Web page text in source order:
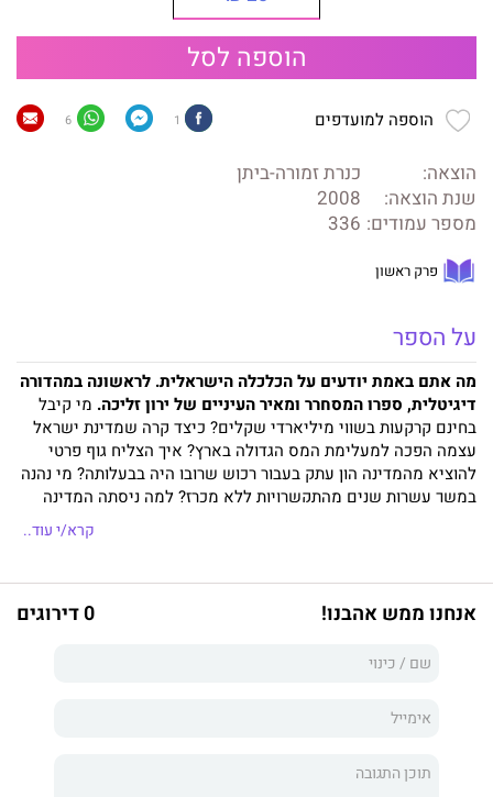
הוספה לסל
הוספה למועדפים 1
6
הוצאה:
כנרת זמורה-ביתן
שנת הוצאה:
2008
מספר עמודים: 336
פרק ראשון
על הספר
מה אתם באמת יודעים על הכלכלה הישראלית. לראשונה במהדורה
דיגיטלית, ספרו המסחרר ומאיר העיניים של ירון זליכה. מי קיבל
בחינם קרקעות בשווי מיליארדי שקלים? כיצד קרה שמדינת ישראל
עצמה הפכה למעלימת המס הגדולה בארץ? איך הצליח גוף פרטי
להוציא מהמדינה הון עתק בעבור רכוש שרובו היה בבעלותה? מי נהנה
במשך עשרות שנים מהתקשרויות ללא מכרז? למה ניסתה המדינה
לשלם עשרות מיליוני שקלים על אונייה שעמדה לסיים את חייה?
והסיפור המלא מאחורי הניסיון להטות את המכרז להפרטת בנק
כחשב הכללי של מדינת ישראל במשך למעלה מארבע שנים, תחת
שני ראשי ממשלה וארבעה שרי אוצר, על רבות מהפרשות שהסעירו
כספי הציבור. הספר מתאר אחד לאחד, לראשונה במלוא היקפם, את
השירות הציבורי והביאו במשך עשרות שנים לבזבוז של מאות
מיליארדי שקלים. בתוך כך נחשפים במלוא קלונם המנגנונים
היה להגן על הקופה. הגווארדיה השחורה מכניס אותנו אל חדרי
קרא/י עוד..
אנחנו ממש אהבנו! 0 דירוגים